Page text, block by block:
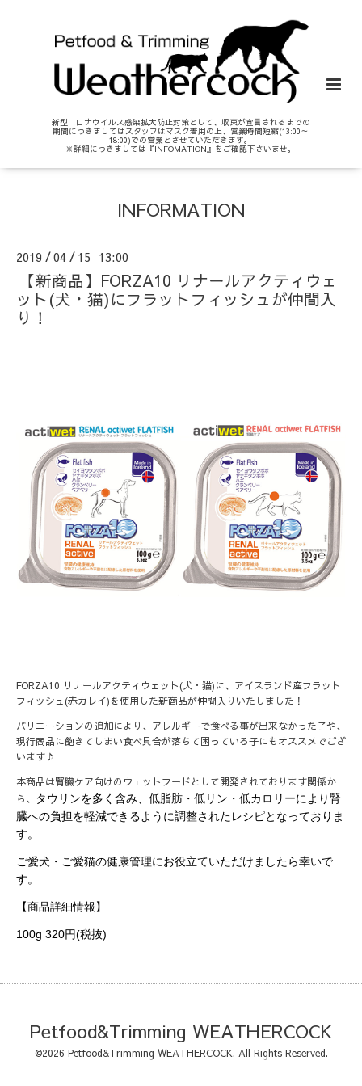
新型コロナウイルス感染拡大防止対策として、収束が宣言されるまでの
期間につきましてはスタッフはマスク着用の上、営業時間短縮(13:00～
18:00)での営業とさせていただきます。
※詳細につきましては『INFOMATION』をご確認下さいませ。
INFORMATION
2019 /04 / 15 13:00
【新商品】FORZA10 リナールアクティウェ
ット(犬・猫)にフラットフィッシュが仲間入
り！
FORZA10 リナールアクティウェット(犬・猫)に、アイスランド産フラット
フィッシュ(赤カレイ)を使用した新商品が仲間入りいたしました！
バリエーションの追加により、アレルギーで食べる事が出来なかった子や、
現行商品に飽きてしまい食べ具合が落ちて困っている子にもオススメでござ
います♪
本商品は腎臓ケア向けのウェットフードとして開発されております関係か
ら、
タウリンを多く含み、低脂肪・低リン・低カロリーにより腎
臓への負担を軽減できるように調整されたレシピとなっておりま
す。
ご愛犬・ご愛猫の健康管理にお役立ていただけましたら幸いで
す。
【商品詳細情報】
100g 320円(税抜)
Petfood&Trimming WEATHERCOCK
©2026 Petfood&Trimming WEATHERCOCK. All Rights Reserved.